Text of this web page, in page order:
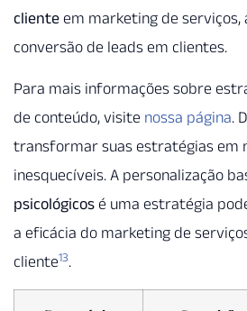
cliente em marketing de serviços,
conversão de leads em clientes.
Para mais informações sobre
de conteúdo, visite nossa página.
transformar suas estratégias em
inesquecíveis. A personalização
psicológicos é uma estratégia
a eficácia do marketing de
cliente13.